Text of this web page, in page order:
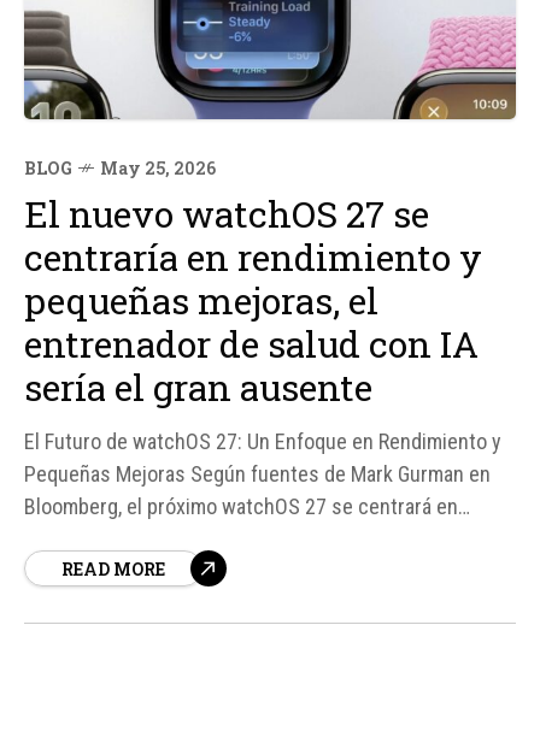
BLOG May 25, 2026
El nuevo watchOS 27 se
centraría en rendimiento y
pequeñas mejoras, el
entrenador de salud con IA
sería el gran ausente
El Futuro de watchOS 27: Un Enfoque en Rendimiento y
Pequeñas Mejoras Según fuentes de Mark Gurman en
Bloomberg, el próximo watchOS 27 se centrará en
operativo del Apple Watch, en lugar de introducir
READ MORE